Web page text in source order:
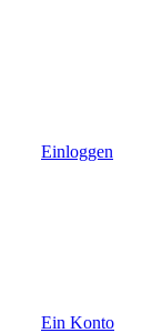
Einloggen
Ein Konto